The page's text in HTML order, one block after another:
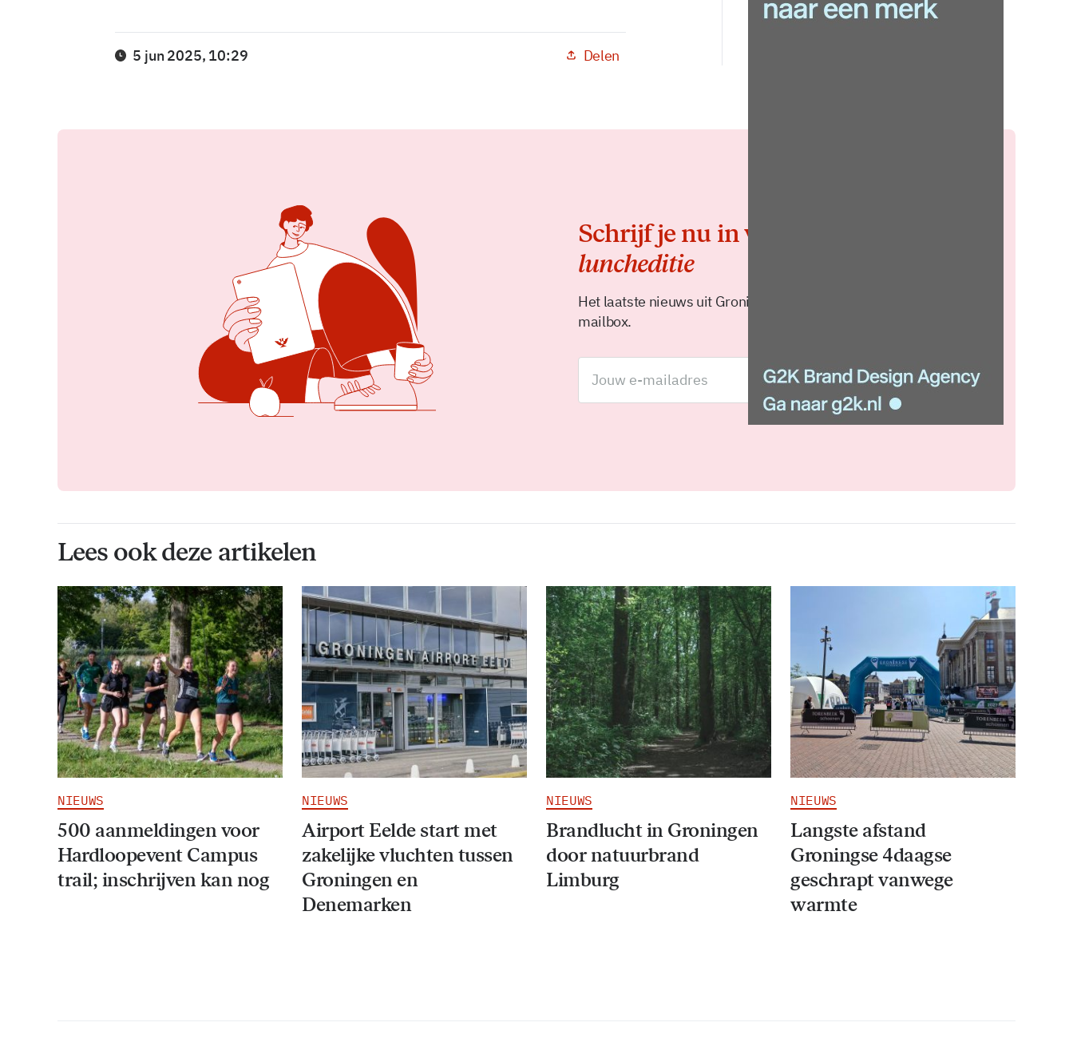
5 jun 2025, 10:29 Delen
Schrijf je nu in voor de
luncheditie
Het laatste nieuws uit Groningen elke middag in je
mailbox.
Meld je aan
Lees ook deze artikelen
NIEUWS
500 aanmeldingen voor
Hardloopevent Campus
trail; inschrijven kan nog
NIEUWS
Airport Eelde start met
zakelijke vluchten tussen
Groningen en
Denemarken
NIEUWS
Brandlucht in Groningen
door natuurbrand
Limburg
NIEUWS
Langste afstand
Groningse 4daagse
geschrapt vanwege
warmte